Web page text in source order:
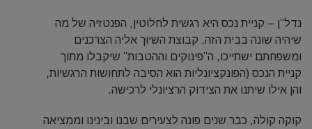
נדל”ן – קניית נכס היא רגשית לחלוטין, הפנטזיה של מה
שיהיה שונה בבית הזה, קבוצת השיוך אליה הצרכנים
ומשפחתם ישתייכו, ה”פינוקים וההטבות” שיקבלו מתוך
קניית הנכס (הפונקציונליות הוא הסיבה לתחושות הרגשיות,
והן אילו שיתנו את הצידוק הרציונלי לרכישה.
קוקה קולה, כבר שנים פונה לצעירים שבנו ובינינו וממציאה